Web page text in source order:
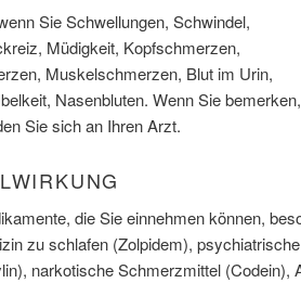
Sie Schwellungen, Schwindel,
Müdigkeit, Kopfschmerzen,
Muskelschmerzen, Blut im Urin,
Nasenbluten. Wenn Sie bemerken,
Sie sich an Ihren Arzt.
die Sie einnehmen können,
zu schlafen (Zolpidem), psychiatrische
narkotische Schmerzmittel (Codein),